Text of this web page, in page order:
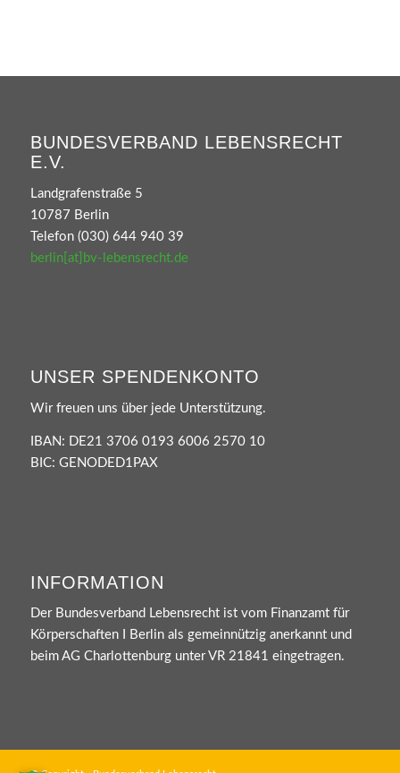
BUNDESVERBAND LEBENSRECHT
E.V.
Landgrafenstraße 5
10787 Berlin
Telefon (030) 644 940 39
berlin[at]bv-lebensrecht.de
UNSER SPENDENKONTO
Wir freuen uns über jede Unterstützung.
IBAN: DE21 3706 0193 6006 2570 10
BIC: GENODED1PAX
INFORMATION
Der Bundesverband Lebensrecht ist vom Finanzamt für
Körperschaften I Berlin als gemeinnützig anerkannt und
beim AG Charlottenburg unter VR 21841 eingetragen.